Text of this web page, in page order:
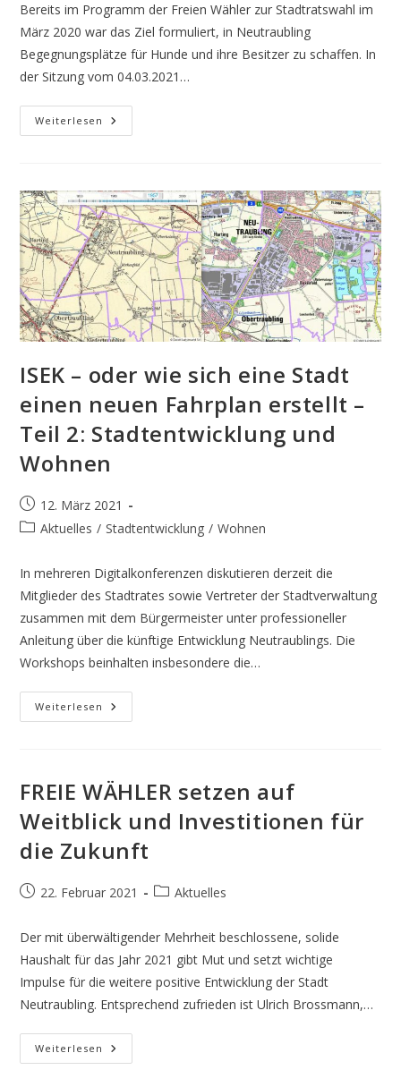
Bereits im Programm der Freien Wähler zur Stadtratswahl im
März 2020 war das Ziel formuliert, in Neutraubling
Begegnungsplätze für Hunde und ihre Besitzer zu schaffen. In
der Sitzung vom 04.03.2021…
Weiterlesen Stadtrat
Beschließt
Hundefreilaufzone
ISEK – oder wie sich eine Stadt
einen neuen Fahrplan erstellt –
Teil 2: Stadtentwicklung und
Wohnen
Beitrag
veröffentlicht:
12. März 2021
Beitrags-
Aktuelles / Stadtentwicklung / Wohnen
In mehreren Digitalkonferenzen diskutieren derzeit die
Mitglieder des Stadtrates sowie Vertreter der Stadtverwaltung
zusammen mit dem Bürgermeister unter professioneller
Anleitung über die künftige Entwicklung Neutraublings. Die
Workshops beinhalten insbesondere die…
Weiterlesen ISEK
–
Stadt
Einen
Fahrplan
Erstellt
–
Teil
Stadtentwicklung
Und
FREIE WÄHLER setzen auf
Weitblick und Investitionen für
die Zukunft
Beitrag22. Februar 2021
Beitrags-
Aktuelles
Der mit überwältigender Mehrheit beschlossene, solide
Haushalt für das Jahr 2021 gibt Mut und setzt wichtige
Impulse für die weitere positive Entwicklung der Stadt
Neutraubling. Entsprechend zufrieden ist Ulrich Brossmann,…
Weiterlesen FREIE
WÄHLER